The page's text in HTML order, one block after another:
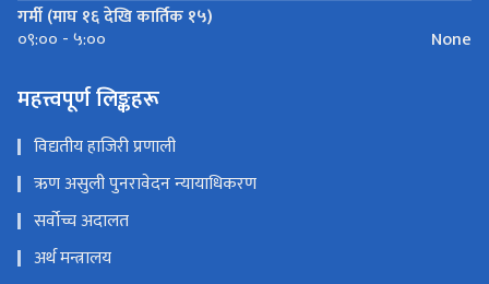
गर्मी (माघ १६ देखि कार्तिक १५)
०९:०० - ५:०० None
महत्त्वपूर्ण लिङ्कहरू
विद्यतीय हाजिरी प्रणाली
ऋण असुली पुनरावेदन न्यायाधिकरण
सर्वोच्च अदालत
अर्थ मन्त्रालय